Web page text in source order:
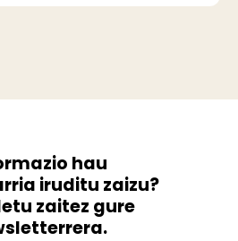
hau
iruditu zaizu?
zaitez gure